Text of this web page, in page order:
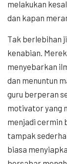
melakukan
dan kapan
Tak berlebihan
kenabian.
menyebarkan
dan menuntun
guru berperan
motivator yang
menjadi cermin
tampak
biasa